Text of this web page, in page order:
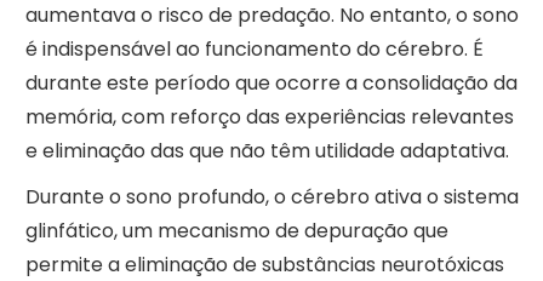
aumentava o risco de predação. No entanto, o sono
é indispensável ao funcionamento do cérebro. É
durante este período que ocorre a consolidação da
memória, com reforço das experiências relevantes
e eliminação das que não têm utilidade adaptativa.
Durante o sono profundo, o cérebro ativa o sistema
glinfático, um mecanismo de depuração que
permite a eliminação de substâncias neurotóxicas